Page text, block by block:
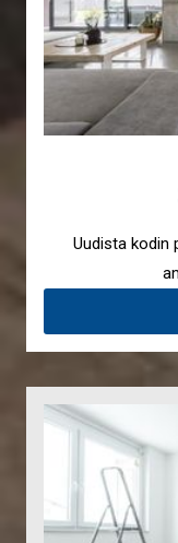
Uudista kodin